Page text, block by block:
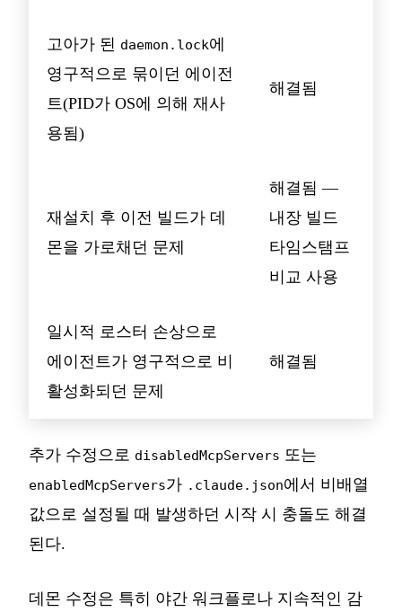
고아가 된 daemon.lock에
영구적으로 묶이던 에이전
트(PID가 OS에 의해 재사
용됨)
해결됨
재설치 후 이전 빌드가 데
몬을 가로채던 문제
해결됨 —
내장 빌드
타임스탬프
비교 사용
일시적 로스터 손상으로
에이전트가 영구적으로 비
활성화되던 문제
해결됨
추가 수정으로 disabledMcpServers 또는
enabledMcpServers가 .claude.json에서 비배열
값으로 설정될 때 발생하던 시작 시 충돌도 해결
된다.
데몬 수정은 특히 야간 워크플로나 지속적인 감